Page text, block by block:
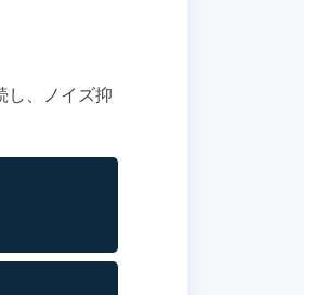
し、ノイズ抑